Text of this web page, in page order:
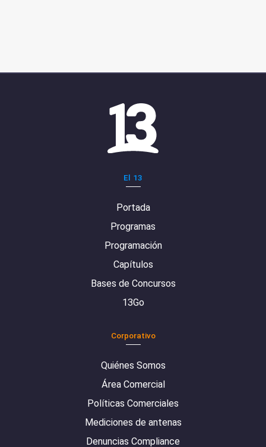
El 13
Portada
Programas
Programación
Capítulos
Bases de Concursos
13Go
Corporativo
Quiénes Somos
Área Comercial
Políticas Comerciales
Mediciones de antenas
Denuncias Compliance